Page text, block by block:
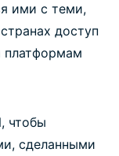
ими с теми,
доступ
платформам
чтобы
сделанными